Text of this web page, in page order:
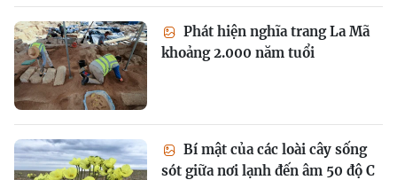
Phát hiện nghĩa trang La Mã
khoảng 2.000 năm tuổi
Bí mật của các loài cây sống
sót giữa nơi lạnh đến âm 50 độ C